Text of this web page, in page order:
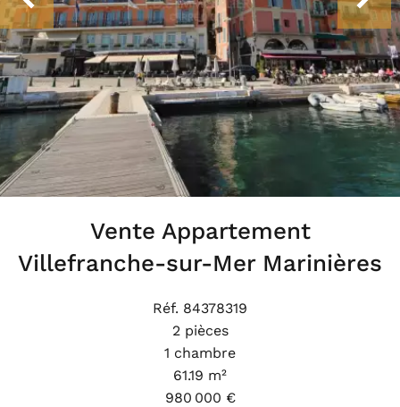
Vente Appartement
Villefranche-sur-Mer Marinières
Réf. 84378319
2 pièces
1 chambre
61.19 m²
980 000 €